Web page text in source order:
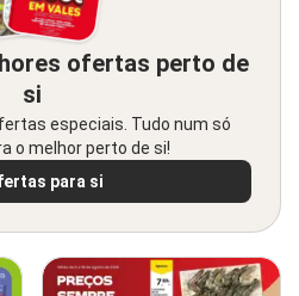
ofertas perto de
si
especiais. Tudo num só
o melhor perto de si!
para si